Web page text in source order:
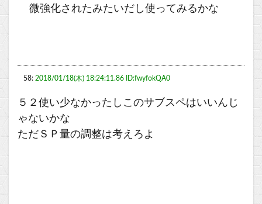
微強化されたみたいだし使ってみるかな
58: 2018/01/18(木) 18:24:11.86 ID:fwyfokQA0
５２使い少なかったしこのサブスペはいいんじ
ゃないかな
ただＳＰ量の調整は考えろよ